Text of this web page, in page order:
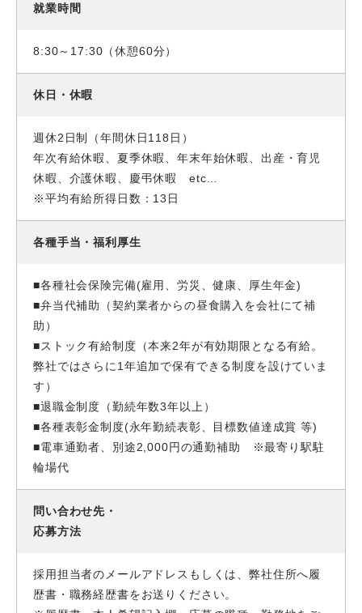
就業時間
8:30～17:30（休憩60分）
休日・休暇
週休2日制（年間休日118日）
年次有給休暇、夏季休暇、年末年始休暇、出産・育児
休暇、介護休暇、慶弔休暇 etc…
※平均有給所得日数：13日
各種手当・福利厚生
■各種社会保険完備(雇用、労災、健康、厚生年金)
■弁当代補助（契約業者からの昼食購入を会社にて補
助）
■ストック有給制度（本来2年が有効期限となる有給。
弊社ではさらに1年追加で保有できる制度を設けていま
す）
■退職金制度（勤続年数3年以上）
■各種表彰金制度(永年勤続表彰、目標数値達成賞 等)
■電車通勤者、別途2,000円の通勤補助 ※最寄り駅駐
輪場代
問い合わせ先・
応募方法
採用担当者のメールアドレスもしくは、弊社住所へ履
歴書・職務経歴書をお送りください。